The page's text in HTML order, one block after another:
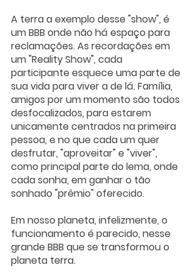
A terra a exemplo desse "show", é
um BBB onde não há espaço para
reclamações. As recordações em
um "Reality Show", cada
participante esquece uma parte de
sua vida para viver a de lá. Família,
amigos por um momento são todos
desfocalizados, para estarem
unicamente centrados na primeira
pessoa, e no que cada um quer
desfrutar, "aproveitar" e "viver",
como principal parte do lema, onde
cada sonha, em ganhar o tão
sonhado "prêmio" oferecido.
Em nosso planeta, infelizmente, o
funcionamento é parecido, nesse
grande BBB que se transformou o
planeta terra.